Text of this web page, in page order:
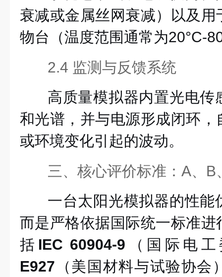
衰减或金属丝网衰减）以及
物台（温度范围通常为20°C-
2.4 监测与反馈系统
高质量模拟器内置光电传
和光谱，并与电源形成闭环
或环境变化引起的波动。
三、核心评价标准：A、B
一台太阳光模拟器的性能
而是严格依据国际统一标准
括 IEC 60904-9 （国际电
E927 （美国材料与试验协会